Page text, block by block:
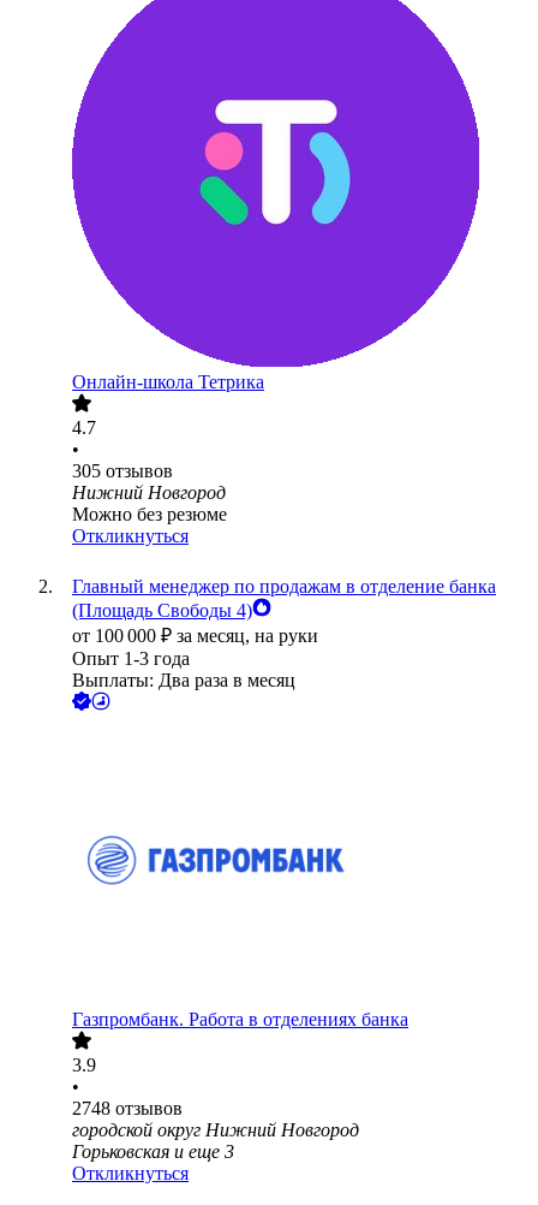
Онлайн-школа Тетрика
4.7
•
305 отзывов
Нижний Новгород
Можно без резюме
Откликнуться
Главный менеджер по продажам в отделение банка
(Площадь Свободы 4)
от 100 000 ₽ за месяц, на руки
Опыт 1-3 года
Выплаты: Два раза в месяц
Газпромбанк. Работа в отделениях банка
3.9
•
2748 отзывов
городской округ Нижний Новгород
Горьковская и еще 3
Откликнуться